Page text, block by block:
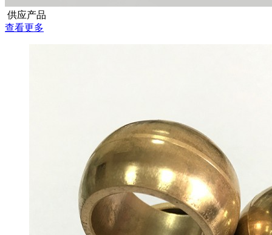
供应产品
查看更多